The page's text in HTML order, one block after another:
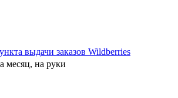
выдачи заказов Wildberries
месяц, на руки